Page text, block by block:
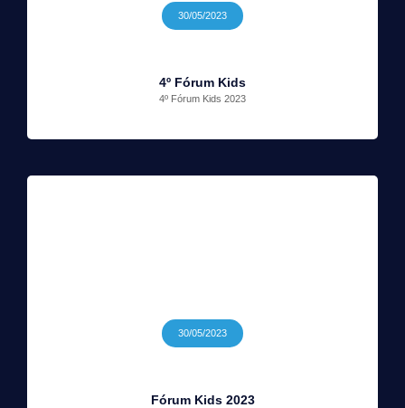
30/05/2023
4º Fórum Kids
4º Fórum Kids 2023
30/05/2023
Fórum Kids 2023